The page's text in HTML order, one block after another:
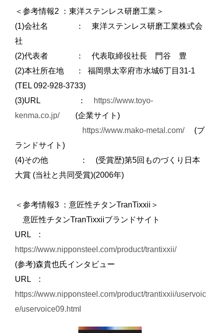
＜参考情報2 ：東洋ステンレス研磨工業＞
(1)会社名 ： 東洋ステンレス研磨工業株式会
社
(2)代表者 ： 代表取締役社長 門谷 豊
(2)本社所在地 ： 福岡県太宰府市水城6丁目31-1
(TEL 092-928-3733)
(3)URL ：
https://www.toyo-
kenma.co.jp/(企業サイト)
https://www.mako-metal.com/(ブ
ランドサイト)
(4)その他 ： (受賞歴)第5回ものづくり日本
大賞 (当社と共同受賞)(2006年)
＜参考情報3 ：意匠性チタンTranTixxii＞
意匠性チタンTranTixxiiブランドサイト
URL :
https://www.nipponsteel.com/product/trantixxii/
(参考)森貴也氏インタビュー
URL :
https://www.nipponsteel.com/product/trantixxii/uservoic
e/uservoice09.html